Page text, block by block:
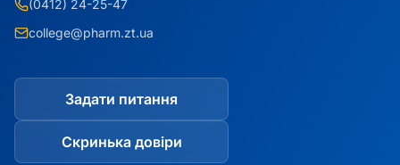
(0412) 24-25-47
college@pharm.zt.ua
Задати питання
Скринька довіри